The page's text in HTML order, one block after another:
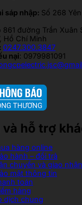
sáp nhập: Số 268
861 đường Trần Xuân
Hồ Chí Minh
0247.300.3847
nại: 0979981091
hỗ trợ
hàng online
hành – đổi trả
chuyển và giao nhận
mật thông tin
toán
hàng
dịch chung